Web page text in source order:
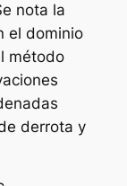
nota la
el dominio
método
derrota y